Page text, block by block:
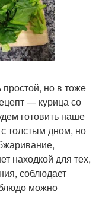
но в тоже
— курица со
готовить наше
толстым дном, но
находкой для тех,
соблюдает
можно